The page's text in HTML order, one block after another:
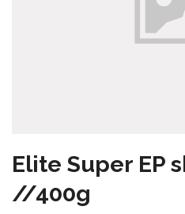
Elite Super EP
//400g